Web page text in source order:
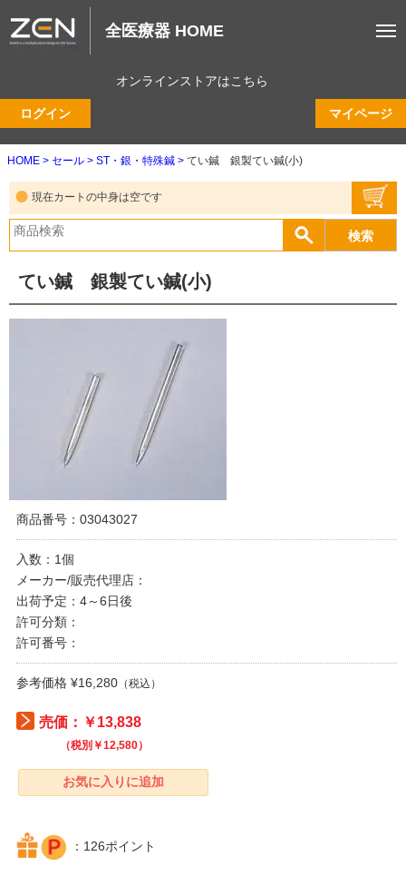
全医療器 HOME
オンラインストアはこちら
ログイン マイページ
HOME セール ST・銀・特殊鍼 てい鍼 銀製てい鍼(小)
現在カートの中身は空です
てい鍼 銀製てい鍼(小)
商品番号：03043027
入数：1個
メーカー/販売代理店：
出荷予定：4～6日後
許可分類：
許可番号：
参考価格 ¥16,280 （税込）
売価：￥13,838
（税別￥12,580）
：126ポイント